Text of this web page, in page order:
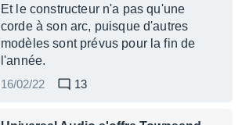
Et le constructeur n'a pas qu'une
corde à son arc, puisque d'autres
modèles sont prévus pour la fin de
l'année.
16/02/22
13